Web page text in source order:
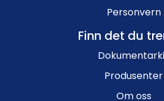
Personvern
Finn det du
Produsenter
Om oss